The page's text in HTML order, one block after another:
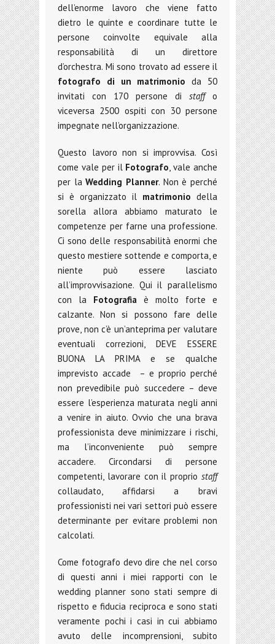
dell’enorme lavoro che viene fatto
dietro le quinte e coordinare tutte le
persone coinvolte equivale alla
responsabilità di un direttore
d’orchestra. Mi sono trovato ad essere il
fotografo di un matrimonio da 50
invitati con 170 persone di staffo
viceversa 2500 ospiti con 30 persone
impegnate nell’organizzazione.
Questo lavoro non si improvvisa. Così
come vale per il Fotografo, vale anche
per laWedding Planner. Non è perché
si è organizzato il matrimonio della
sorella allora abbiamo maturato le
competenze per farne una professione.
Ci sono delle responsabilità enormi che
questo mestiere sottende e comporta, e
niente può essere lasciato
all’improvvisazione. Qui il parallelismo
con la Fotografia è molto forte e
calzante. Non si possono fare delle
prove, non c’è un’anteprima per valutare
eventuali correzioni, DEVE ESSERE
BUONA LA PRIMA e se qualche
imprevisto accade – e proprio perché
non prevedibile può succedere – deve
essere l’esperienza maturata negli anni
a venire in aiuto. Ovvio che una brava
professionista deve minimizzare i rischi,
ma l’inconveniente può sempre
accadere. Circondarsi di persone
competenti, lavorare con il proprio staff
collaudato, affidarsi a bravi
professionisti nei vari settori può essere
determinante per evitare problemi non
calcolati.
Come fotografo devo dire che nel corso
di questi anni i miei rapporti con le
wedding planner sono stati sempre di
rispetto e fiducia reciproca e sono stati
veramente pochi i casi in cui abbiamo
avuto delle incomprensioni, subito